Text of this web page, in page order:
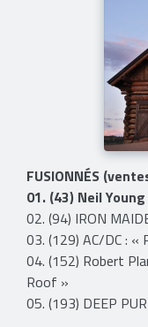
FUSIONNÉS
01. (43) Neil
02. (94) IRON
03. (129) AC/DC : «
04. (152) Robert
Roof »
05. (193) DEEP